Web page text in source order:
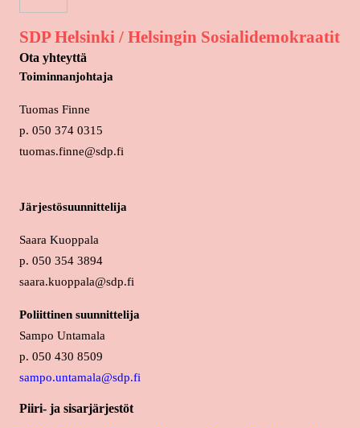
SDP Helsinki / Helsingin Sosialidemokraatit
Ota yhteyttä
Toiminnanjohtaja
Tuomas Finne
p. 050 374 0315
tuomas.finne@sdp.fi
Järjestösuunnittelija
Saara Kuoppala
p. 050 354 3894
saara.kuoppala@sdp.fi
Poliittinen suunnittelija
Sampo Untamala
p. 050 430 8509
sampo.untamala@sdp.fi
Piiri- ja sisarjärjestöt